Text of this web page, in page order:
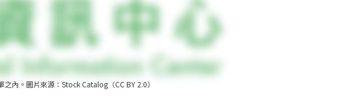
內。圖片來源：Stock Catalog（CC BY 2.0）